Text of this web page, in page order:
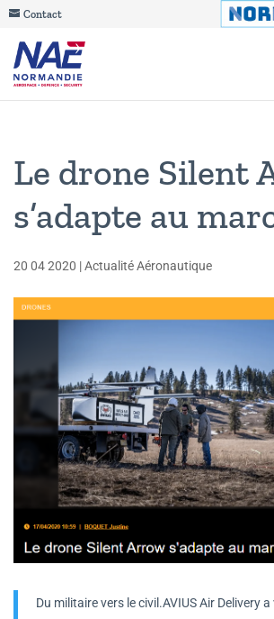
Contact
Le drone Silent
s’adapte au
20 04 2020 |Actualité Aéronautique
Du militaire vers le civil.AVIUS Air Delivery